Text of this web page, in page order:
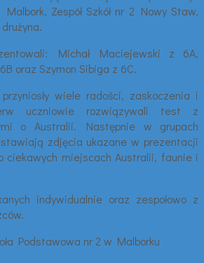
Zespół Szkół nr 2 Nowy Staw,
Michał Maciejewski z 6A,
oraz Szymon Sibiga z 6C.
wiele radości, zaskoczenia i
uczniowie rozwiązywali test z
o Australii. Następnie w grupach
zdjęcia ukazane w prezentacji
ciekawych miejscach Australii, faunie i
indywidualnie oraz zespołowo z
Podstawowa nr 2 w Malborku